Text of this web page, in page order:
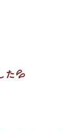
た💦